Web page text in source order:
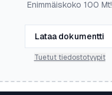
Enimmäiskoko 100 Mt!
Lataa dokumentti
Tuetut tiedostotyypit